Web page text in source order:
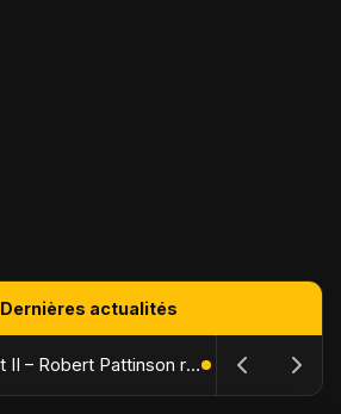
Dernières actualités
The Batman : Part II – Robert Pattinson replonge dans les ténèbres de Gotham dès octobre 2027